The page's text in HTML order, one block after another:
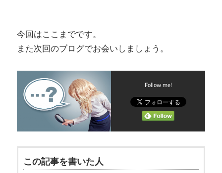
今回はここまでです。
また次回のブログでお会いしましょう。
Follow me!
この記事を書いた人